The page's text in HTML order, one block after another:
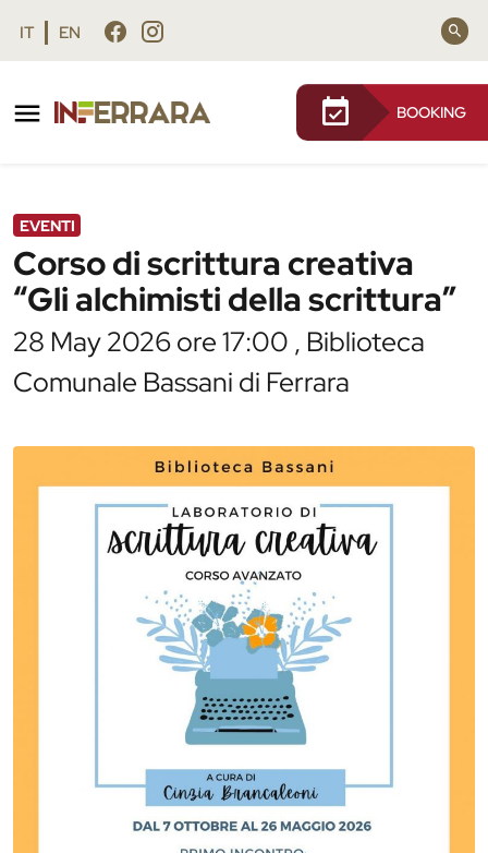
Vai al contenuto principale
Vai al footer
IT EN
BOOKING
Corso di scrittura creativa “Gli alchimisti
EVENTI
Corso di scrittura creativa
“Gli alchimisti della scrittura”
28 May 2026 ore 17:00 , Biblioteca
Comunale Bassani di Ferrara